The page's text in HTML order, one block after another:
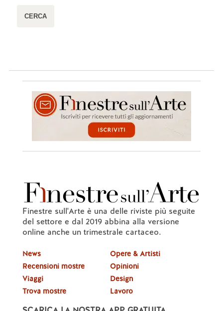
Finestre sull'Arte è una delle riviste più seguite
del settore e dal 2019 abbina alla versione
online anche un trimestrale cartaceo.
News
Recensioni mostre
Viaggi
Trova mostre
Opere & Artisti
Opinioni
Design
Lavoro